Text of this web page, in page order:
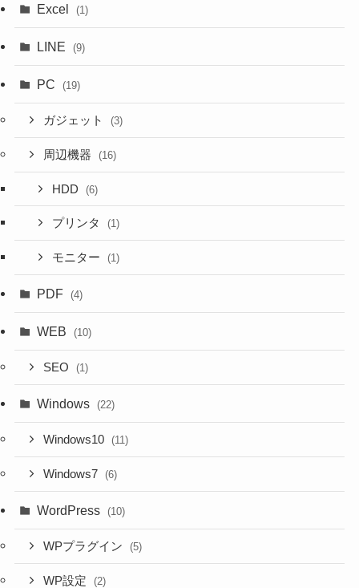
Excel (1)
LINE (9)
PC (19)
ガジェット (3)
周辺機器 (16)
HDD (6)
プリンタ (1)
モニター (1)
PDF (4)
WEB (10)
SEO (1)
Windows (22)
Windows10 (11)
Windows7 (6)
WordPress (10)
WPプラグイン (5)
WP設定 (2)